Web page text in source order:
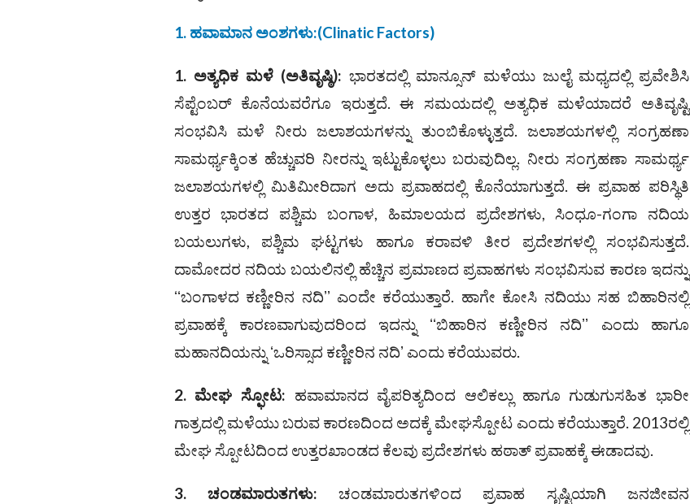
1. ಹವಾಮಾನ ಅಂಶಗಳು:(Clinatic Factors)
1. ಅತ್ಯಧಿಕ ಮಳೆ(ಅತಿವೃಷ್ಠಿ): ಭಾರತದಲ್ಲಿ ಮಾನ್ಸೂನ್ ಮಳೆಯು ಜುಲೈ ಮಧ್ಯದಲ್ಲಿ ಪ್ರವೇಶಿಸಿ
ಸೆಪ್ಟೆಂಬರ್ ಕೊನೆಯವರೆಗೂ ಇರುತ್ತದೆ. ಈ ಸಮಯದಲ್ಲಿ ಅತ್ಯಧಿಕ ಮಳೆಯಾದರೆ ಅತಿವೃಷ್ಟಿ
ಸಂಭವಿಸಿ ಮಳೆ ನೀರು ಜಲಾಶಯಗಳನ್ನು ತುಂಬಿಕೊಳ್ಳುತ್ತದೆ. ಜಲಾಶಯಗಳಲ್ಲಿ ಸಂಗ್ರಹಣಾ
ಸಾಮರ್ಥ್ಯಕ್ಕಿಂತ ಹೆಚ್ಚುವರಿ ನೀರನ್ನು ಇಟ್ಟುಕೊಳ್ಳಲು ಬರುವುದಿಲ್ಲ. ನೀರು ಸಂಗ್ರಹಣಾ ಸಾಮರ್ಥ್ಯ
ಜಲಾಶಯಗಳಲ್ಲಿ ಮಿತಿಮೀರಿದಾಗ ಅದು ಪ್ರವಾಹದಲ್ಲಿ ಕೊನೆಯಾಗುತ್ತದೆ. ಈ ಪ್ರವಾಹ ಪರಿಸ್ಥಿತಿ
ಉತ್ತರ ಭಾರತದ ಪಶ್ಚಿಮ ಬಂಗಾಳ, ಹಿಮಾಲಯದ ಪ್ರದೇಶಗಳು, ಸಿಂಧೂ-ಗಂಗಾ ನದಿಯ
ಬಯಲುಗಳು, ಪಶ್ಚಿಮ ಘಟ್ಟಗಳು ಹಾಗೂ ಕರಾವಳಿ ತೀರ ಪ್ರದೇಶಗಳಲ್ಲಿ ಸಂಭವಿಸುತ್ತದೆ.
ದಾಮೋದರ ನದಿಯ ಬಯಲಿನಲ್ಲಿ ಹೆಚ್ಚಿನ ಪ್ರಮಾಣದ ಪ್ರವಾಹಗಳು ಸಂಭವಿಸುವ ಕಾರಣ ಇದನ್ನು
ʻʻಬಂಗಾಳದ ಕಣ್ಣೀರಿನ ನದಿʼʼ ಎಂದೇ ಕರೆಯುತ್ತಾರೆ. ಹಾಗೇ ಕೋಸಿ ನದಿಯು ಸಹ ಬಿಹಾರಿನಲ್ಲಿ
ಪ್ರವಾಹಕ್ಕೆ ಕಾರಣವಾಗುವುದರಿಂದ ಇದನ್ನು ʻʻಬಿಹಾರಿನ ಕಣ್ಣೀರಿನ ನದಿʼʼ ಎಂದು ಹಾಗೂ
ಮಹಾನದಿಯನ್ನು ʻಒರಿಸ್ಸಾದ ಕಣ್ಣೀರಿನ ನದಿʼ ಎಂದು ಕರೆಯುವರು.
2. ಮೇಘ ಸ್ಫೋಟ: ಹವಾಮಾನದ ವೈಪರಿತ್ಯದಿಂದ ಆಲಿಕಲ್ಲು ಹಾಗೂ ಗುಡುಗುಸಹಿತ ಭಾರೀ
ಗಾತ್ರದಲ್ಲಿ ಮಳೆಯು ಬರುವ ಕಾರಣದಿಂದ ಅದಕ್ಕೆ ಮೇಘಸ್ಪೋಟ ಎಂದು ಕರೆಯುತ್ತಾರೆ. 2013ರಲ್ಲಿ
ಮೇಘ ಸ್ಪೋಟದಿಂದ ಉತ್ತರಖಾಂಡದ ಕೆಲವು ಪ್ರದೇಶಗಳು ಹಠಾತ್ ಪ್ರವಾಹಕ್ಕೆ ಈಡಾದವು.
3. ಚಂಡಮಾರುತಗಳು: ಚಂಡಮಾರುತಗಳಿಂದ ಪ್ರವಾಹ ಸೃಷ್ಟಿಯಾಗಿ ಜನಜೀವನ